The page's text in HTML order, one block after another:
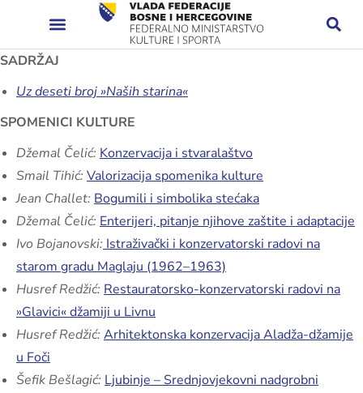
SADRŽAJ
Uz deseti broj »Naših starina«
SPOMENICI KULTURE
Džemal Čelić: Konzervacija i stvaralaštvo
Smail Tihić:Valorizacija spomenika kulture
Jean Challet: Bogumili i simbolika stećaka
Džemal Čelić: Enterijeri, pitanje njihove zaštite i adaptacije
Ivo Bojanovski: Istraživački i konzervatorski radovi na
starom gradu Maglaju (1962–1963)
Husref Redžić: Restauratorsko-konzervatorski radovi na
»Glavici« džamiji u Livnu
Husref Redžić:Arhitektonska konzervacija Aladža-džamije
u Foči
Šefik Bešlagić: Ljubinje – Srednjovjekovni nadgrobni